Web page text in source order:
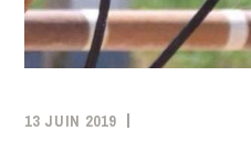
13 JUIN 2019